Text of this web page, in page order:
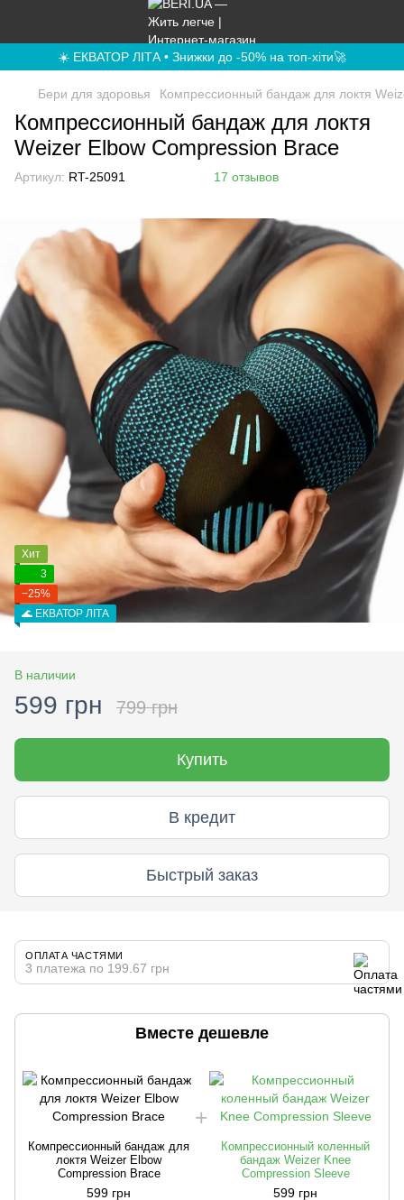
☀️ ЕКВАТОР ЛІТА • Знижки до -50% на топ-хіти🚀
Бери для здоровья Компрессионный бандаж для локтя
Компрессионный бандаж для локтя
Weizer Elbow Compression Brace
Артикул: RT-25091 17 отзывов
Хит
3
−25%
🌊 ЕКВАТОР ЛІТА
В наличии
599 грн 799 грн
Купить
В кредит
Быстрый заказ
ОПЛАТА ЧАСТЯМИ
3 платежа по 199.67 грн
Вместе дешевле
Компрессионный бандаж для
локтя Weizer Elbow
Compression Brace
599 грн
Компрессионный коленный
бандаж Weizer Knee
Compression Sleeve
599 грн